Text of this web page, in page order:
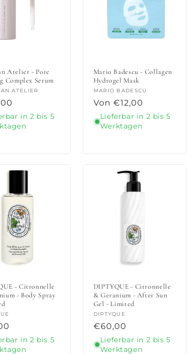
Atelier - Pore
Complex Serum
ATELIER
in 2 bis 5
Mario Badescu - Collagen
Hydrogel Mask
Anbieter:
MARIO BADESCU
Normaler
Preis
Von €12,00
Lieferbar in 2 bis 5
Werktagen
- Citronnelle
- Body Spray
in 2 bis 5
DIPTYQUE - Citronnelle
& Geranium - After Sun
Gel - Limited
Anbieter:
DIPTYQUE
Normaler
Preis
€60,00
Lieferbar in 2 bis 5
Werktagen